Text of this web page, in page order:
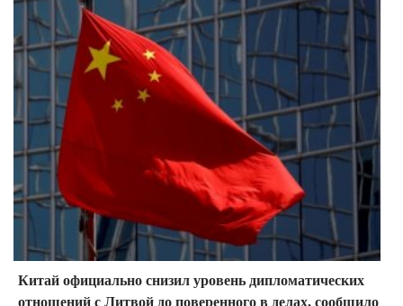
Китай официально снизил уровень дипломатических
отношений с Литвой до поверенного в делах, сообщило